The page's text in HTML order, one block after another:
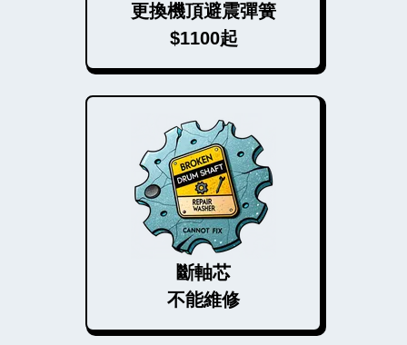
更換機頂避震彈簧
$1100起
斷軸芯
不能維修